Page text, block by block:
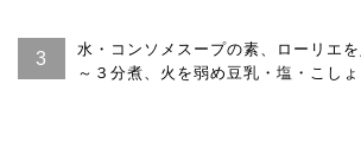
水・コンソメスープの素、ローリエ
～３分煮、火を弱め豆乳・塩・こしょ